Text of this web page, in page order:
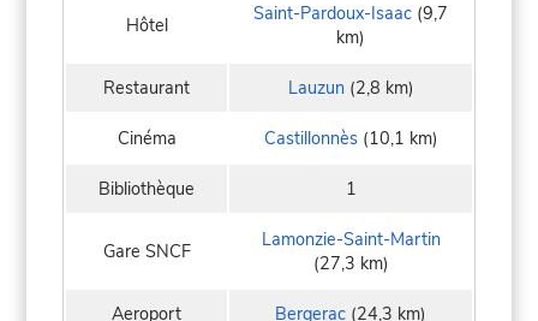
Hôtel Saint-Pardoux-Isaac (9,7
km)
Restaurant Lauzun(2,8 km)
Cinéma Castillonnès(10,1 km)
Bibliothèque 1
Gare SNCF
Lamonzie-Saint-Martin
(27,3 km)
Aeroport Bergerac (24,3 km)